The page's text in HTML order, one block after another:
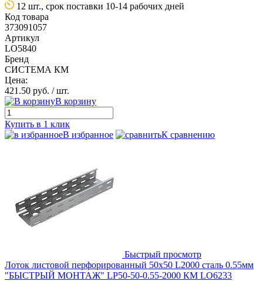
12 шт., срок поставки 10-14 рабочих дней
Код товара
373091057
Артикул
LO5840
Бренд
СИСТЕМА КМ
Цена:
421.50 руб. / шт.
В корзину
Купить в 1 клик
В избранное
К сравнению
Быстрый просмотр
Лоток листовой перфорированный 50х50 L2000 сталь 0.55мм
"БЫСТРЫЙ МОНТАЖ" LP50-50-0.55-2000 КМ LO6233